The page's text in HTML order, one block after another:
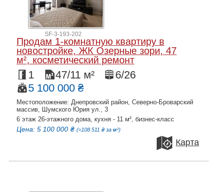
SF-3-193-202
Продам 1-комнатную квартиру в
новостройке, ЖК Озерные зори, 47
м², косметический ремонт
1 47/11 м²
6/26
5 100 000 ₴
Местоположение: Днепровский район, Северно-Броварский
массив, Шумского Юрия ул., 3
6 этаж 26-этажного дома, кухня - 11 м², бизнес-класс
Цена: 5 100 000 ₴ (≈108 511 ₴ за м²)
Карта